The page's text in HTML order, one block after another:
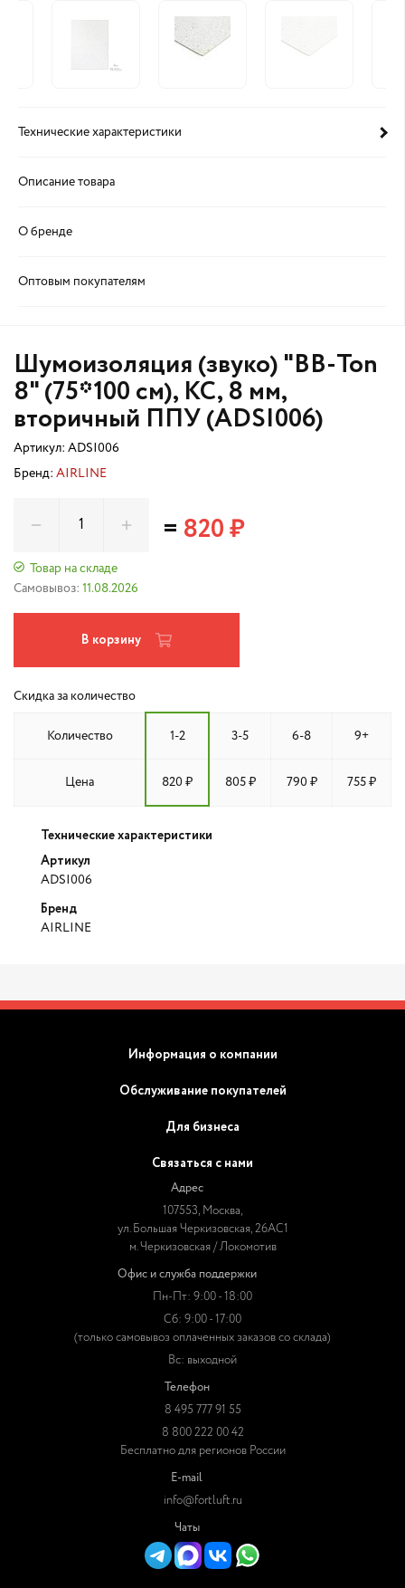
Технические характеристики
Описание товара
О бренде
Оптовым покупателям
Шумоизоляция (звуко) "BB-Тоn
8" (75*100 см), КС, 8 мм,
вторичный ППУ (ADSI006)
Артикул: ADSI006
Бренд: AIRLINE
Товар на складе
Самовывоз: 11.08.2026
= 820 ₽
В корзину
Скидка за количество
Количество 1-2 3-5 6-8 9+
Цена 820 ₽ 805 ₽ 790 ₽ 755 ₽
Технические характеристики
Артикул
ADSI006
Бренд
AIRLINE
Информация о компании
Обслуживание покупателей
Для бизнеса
Связаться с нами
Адрес
107553, Москва,
ул. Большая Черкизовская, 26АС1
м. Черкизовская / Локомотив
Офис и служба поддержки
Пн-Пт: 9:00 - 18:00
Сб: 9:00 - 17:00
(только самовывоз оплаченных заказов со склада)
Вс: выходной
Телефон
8 495 777 91 55
8 800 222 00 42
Бесплатно для регионов России
E-mail
info@fortluft.ru
Чаты